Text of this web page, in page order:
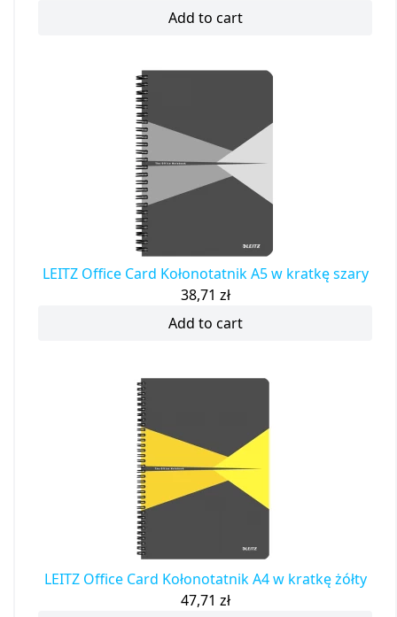
Add to cart
LEITZ Office Card Kołonotatnik A5 w kratkę szary
38,71 zł
Add to cart
LEITZ Office Card Kołonotatnik A4 w kratkę żółty
47,71 zł